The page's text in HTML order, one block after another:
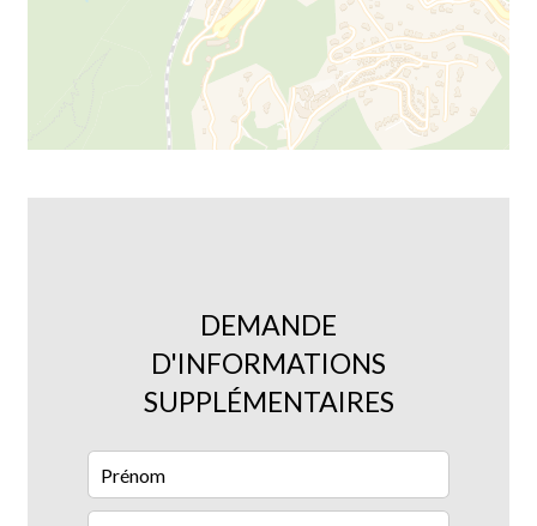
DEMANDE
D'INFORMATIONS
SUPPLÉMENTAIRES